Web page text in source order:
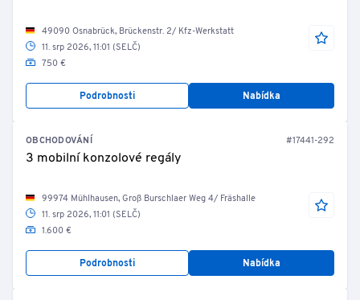
49090 Osnabrück, Brückenstr. 2/ Kfz-Werkstatt
11. srp 2026, 11:01 (SELČ)
750 €
Podrobnosti Nabídka
OBCHODOVÁNÍ #17441-292
3 mobilní konzolové regály
99974 Mühlhausen, Groß Burschlaer Weg 4/ Fräshalle
11. srp 2026, 11:01 (SELČ)
1.600 €
Podrobnosti Nabídka